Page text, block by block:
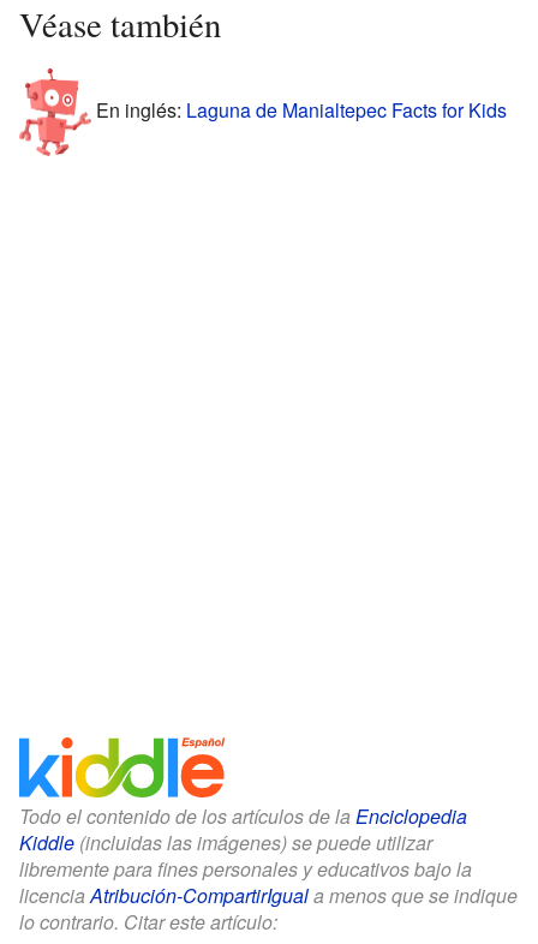
Véase también
En inglés: Laguna de Manialtepec Facts for Kids
Todo el contenido de los artículos de la Enciclopedia
Kiddle (incluidas las imágenes) se puede utilizar
libremente para fines personales y educativos bajo la
licenciaAtribución-CompartirIguala menos que se indique
lo contrario. Citar este artículo: